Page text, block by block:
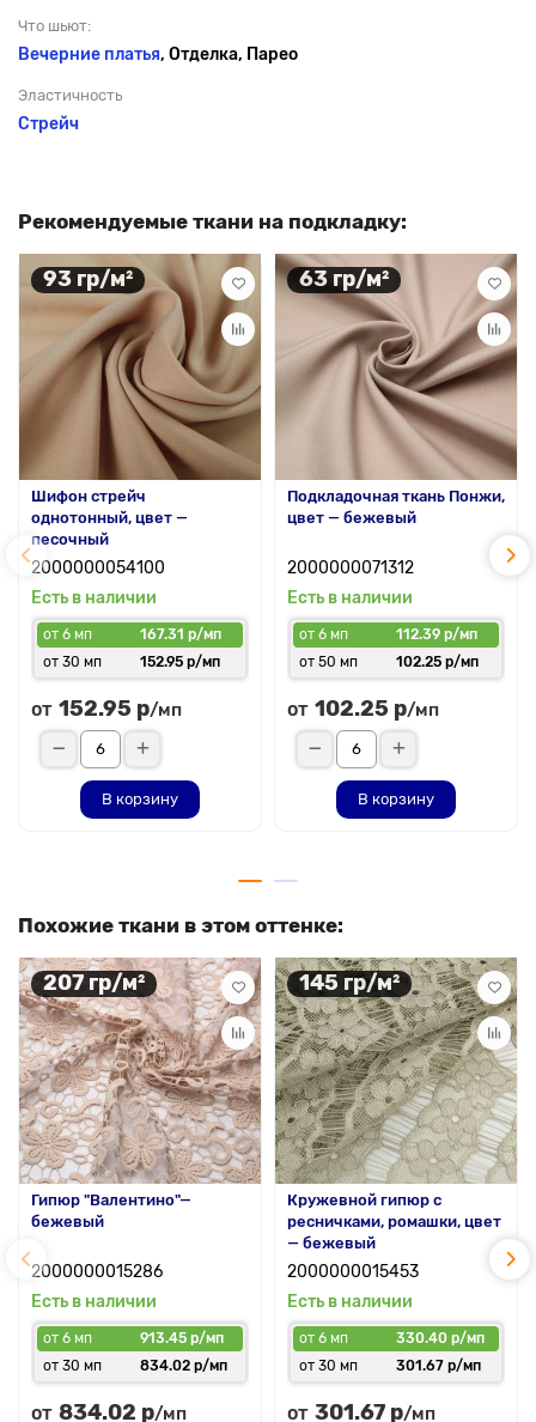
Что шьют:
Вечерние платья, Отделка, Парео
Эластичность
Стрейч
Рекомендуемые ткани на подкладку:
93 гр/м²
Шифон стрейч
однотонный, цвет —
песочный
2000000054100
Есть в наличии
от 6 мп
167.31 р/мп
от 30 мп
152.95 р/мп
от 152.95 р/мп
В корзину
63 гр/м²
Подкладочная ткань Понжи,
цвет — бежевый
2000000071312
Есть в наличии
от 6 мп
112.39 р/мп
от 50 мп
102.25 р/мп
от 102.25 р/мп
В корзину
Похожие ткани в этом оттенке:
207 гр/м²
Гипюр "Валентино"—
бежевый
2000000015286
Есть в наличии
от 6 мп
913.45 р/мп
от 30 мп
834.02 р/мп
от 834.02 р/мп
145 гр/м²
Кружевной гипюр с
ресничками, ромашки, цвет
— бежевый
2000000015453
Есть в наличии
от 6 мп
330.40 р/мп
от 30 мп
301.67 р/мп
от 301.67 р/мп